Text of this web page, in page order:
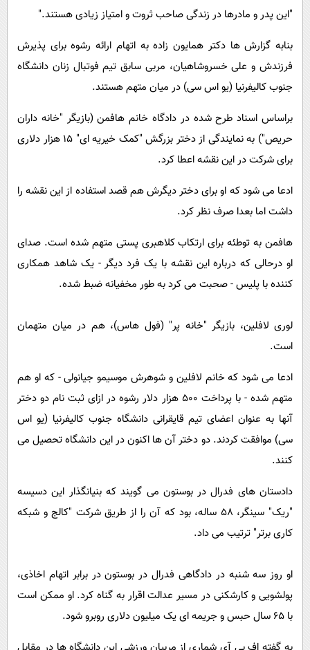
"این پدر و مادرها در زندگی صاحب ثروت و امتیاز زیادی هستند."
‏بنابه گزارش ها دکتر همایون زاده به اتهام ارائه رشوه برای پذیرش
فرزندش و علی خسروشاهیان، مربی سابق تیم فوتبال زنان دانشگاه
جنوب کالیفرنیا (یو اس سی) در میان متهم هستند.
براساس اسناد طرح شده در دادگاه خانم هافمن (بازیگر "خانه داران
حریص") به نمایندگی از دختر بزرگش "کمک خیریه ای" ۱۵ هزار دلاری
برای شرکت در این نقشه اعطا کرد.
ادعا می شود که او برای دختر دیگرش هم قصد استفاده از این نقشه را
داشت اما بعدا صرف نظر کرد.
هافمن به توطئه برای ارتکاب کلاهبری پستی متهم شده است. صدای
او درحالی که درباره این نقشه با یک فرد دیگر - یک شاهد همکاری
کننده با پلیس - صحبت می کرد به طور مخفیانه ضبط شده.
لوری لافلین، بازیگر "خانه پر" (فول هاس)، هم در میان متهمان
است.
ادعا می شود که خانم لافلین و شوهرش موسیمو جیانولی - که او هم
متهم شده - با پرداخت ۵۰۰ هزار دلار رشوه در ازای ثبت نام دو دختر
آنها به عنوان اعضای تیم قایقرانی دانشگاه جنوب کالیفرنیا (یو اس
سی) موافقت کردند. دو دختر آن ها اکنون در این دانشگاه تحصیل می
کنند.
دادستان های فدرال در بوستون می گویند که بنیانگذار این دسیسه
"ریک" سینگر، ۵۸ ساله، بود که آن را از طریق شرکت "کالج و شبکه
کاری برتر" ترتیب می داد.
او روز سه شنبه در دادگاهی فدرال در بوستون در برابر اتهام اخاذی،
پولشویی و کارشکنی در مسیر عدالت اقرار به گناه کرد. او ممکن است
با ۶۵ سال حبس و جریمه ای یک میلیون دلاری روبرو شود.